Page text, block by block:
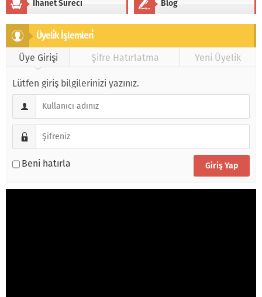
İhanet Süreci Blog
Üyeli̇k İşlemleri̇
Üye Girişi
Şifre Hatırlatma Yeni Üyelik
Lütfen giriş bilgilerinizi yazınız.
Beni hatırla